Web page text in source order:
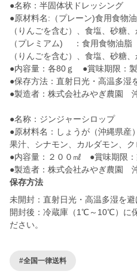
●名称：半固体状ドレッシング
●原材料名:（プレーン)食用食物
（りんごを含む）、食塩、砂糖、
（プレミアム) ：食用食物油脂
（りんごを含む）、食塩、砂糖、
●内容量：各80ｇ ●賞味期限：
●保存方法：直射日光・高温多湿
●製造者：株式会社みやぎ農園
●名称：ジンジャーシロップ
●原材料名：しょうが（沖縄県産
果汁、シナモン、カルダモン、
●内容量：２００㎖ ●賞味期限
保存方法
未開封：直射日光・高温多湿を
開封後：冷蔵庫（1℃～10℃）に
ださい。
#全国一律送料